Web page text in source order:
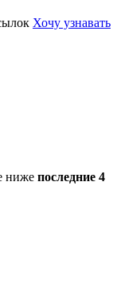
Хочу узнавать
ниже последние 4